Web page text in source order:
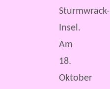
Sturmwrack-
Insel.
Am
18.
Oktober